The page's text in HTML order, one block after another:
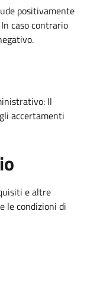
positivamente
caso contrario
Il
accertamenti
e altre
le condizioni di